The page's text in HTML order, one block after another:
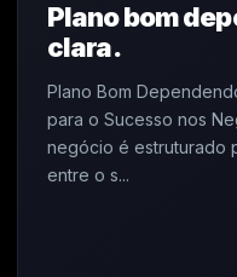
Plano bom
clara.
Plano Bom
para o Sucesso nos
negócio é estruturado
entre o s...